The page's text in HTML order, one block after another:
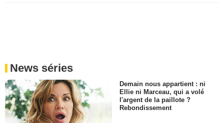
News séries
Demain nous appartient : ni
Ellie ni Marceau, qui a volé
l'argent de la paillote ?
Rebondissement